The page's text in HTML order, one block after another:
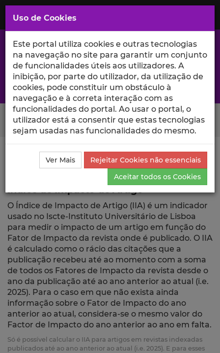
Saltar
para
Conteúdo
Principal
A excelência da investigação e ciência no Iscte
Search Button
Ciência_Iscte Publicações
Índice de Impacto de
O Índice de Impacto de Artigo (IIA) é um indicador
usado no Iscte-Instituto Universitário de Lisboa
para medir o impacto de um artigo em função do
Fator de Impacto da revista onde é publicado. O IIA
é calculado como o rácio das citações que a
publicação recebeu até ao momento com a soma
de todos os Fatores de Impacto da revista desde o
ano da publicação até ao ano anterior ao atual (i.e.
2025). Para o caso em que não exista ainda
informação sobre o Fator de Impacto do ano
anterior ao atual, considera-se o mesmo valor do
Factor de Impacto do ano anterior ao ano em falta.
Só é possível calcular o IIA para artigos em revistas indexadas
publicados até ao ano anterior ao atual (i.e. 2025). E para esses
Uso de Cookies
Este portal utiliza cookies e outras tecnologias
na navegação no site para garantir um conjunto
de funcionalidades úteis aos utilizadores. A
inibição, por parte do utilizador, da utilização de
cookies, pode constituir um obstáculo à
navegação e à correta interação com as
funcionalidades do portal. Ao usar o portal, o
utilizador está a consentir que estas tecnologias
sejam usadas nas funcionalidades do mesmo.
Ver Mais
Rejeitar Cookies não essenciais
Aceitar todos os Cookies